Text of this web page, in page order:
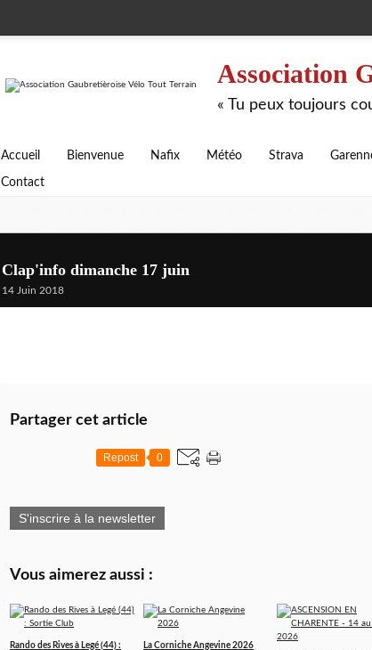
Association
« Tu peux toujours
Accueil Bienvenue Nafix Météo Strava
Contact
Clap'info dimanche 17 juin
14 Juin 2018
Partager cet article
Repost 0
S'inscrire à la newsletter
Vous aimerez aussi :
Rando des Rives à Legé (44) :
La Corniche Angevine 2026